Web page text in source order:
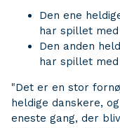
Den ene
har spillet
Den anden
har spillet med
"Det er en stor
heldige danskere,
eneste gang, der